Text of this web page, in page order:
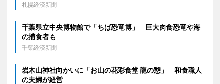
札幌経済新聞
千葉県立中央博物館で「ちば恐竜博」 巨大肉食恐竜や海
の捕食者も
千葉経済新聞
岩木山神社向かいに「お山の花彩食堂 龍の憩」 和食職人
の夫婦が経営